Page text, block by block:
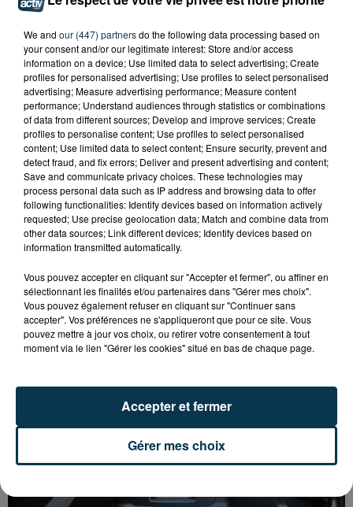
L’ASSE RÉDUIT FACE À SOCHAUX, UNE
PREMIÈRE VICTOIRE POUR NOS VERTS ?
We and our (447) partnersdo the following data processing based on
your consent and/or our legitimate interest: Store and/or access
information on a device; Use limited data to select advertising; Create
profiles for personalised advertising; Use profiles to select personalised
advertising; Measure advertising performance; Measure content
performance; Understand audiences through statistics or combinations
of data from different sources; Develop and improve services; Create
profiles to personalise content; Use profiles to select personalised
content; Use limited data to select content; Ensure security, prevent and
detect fraud, and fix errors; Deliver and present advertising and content;
Save and communicate privacy choices. These technologies may
process personal data such as IP address and browsing data to offer
following functionalities: Identify devices based on information actively
requested; Use precise geolocation data; Match and combine data from
other data sources; Link different devices; Identify devices based on
information transmitted automatically.
Vous pouvez accepter en cliquant sur "Accepter et fermer", ou affiner en
sélectionnant les finalités et/ou partenaires dans "Gérer mes choix".
Vous pouvez également refuser en cliquant sur "Continuer sans
accepter". Vos préférences ne s'appliqueront que pour ce site. Vous
pouvez mettre à jour vos choix, ou retirer votre consentement à tout
moment via le lien "Gérer les cookies" situé en bas de chaque page.
Gérer mes choix
Accepter et fermer